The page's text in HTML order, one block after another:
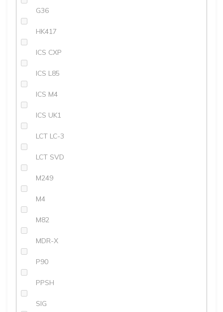
G36
HK417
ICS CXP
ICS L85
ICS M4
ICS UK1
LCT LC-3
LCT SVD
M249
M4
M82
MDR-X
P90
PPSH
SIG